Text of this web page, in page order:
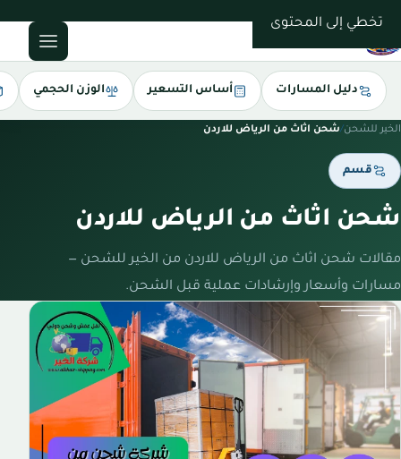
تخطي إلى المحتوى
دليل المسارات أساس التسعير الوزن الحجمي
الخير للشحن/شحن اثاث من الرياض للاردن
قسم
شحن اثاث من الرياض للاردن
مقالات شحن اثاث من الرياض للاردن من الخير للشحن —
مسارات وأسعار وإرشادات عملية قبل الشحن.